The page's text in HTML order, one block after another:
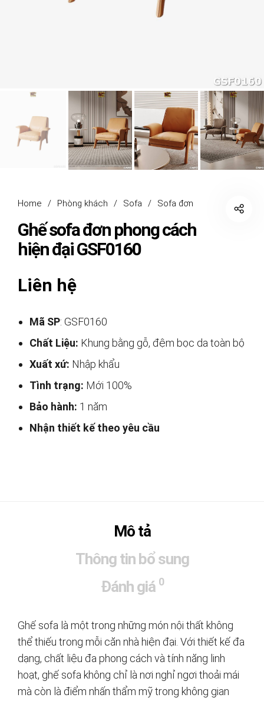
Home / Phòng khách / Sofa / Sofa đơn
Ghế sofa đơn phong cách
hiện đại GSF0160
Liên hệ
Mã SP: GSF0160
Chất Liệu: Khung bằng gỗ, đệm bọc da toàn bộ
Xuất xứ: Nhập khẩu
Tình trạng: Mới 100%
Bảo hành: 1 năm
Nhận thiết kế theo yêu cầu
Mô tả
Thông tin bổ sung
Đánh giá 0
Ghế sofa là một trong những món nội thất không
thể thiếu trong mỗi căn nhà hiện đại. Với thiết kế đa
dạng, chất liệu đa phong cách và tính năng linh
hoạt, ghế sofa không chỉ là nơi nghỉ ngơi thoải mái
mà còn là điểm nhấn thẩm mỹ trong không gian